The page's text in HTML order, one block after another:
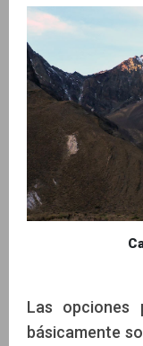
Las
básicamente